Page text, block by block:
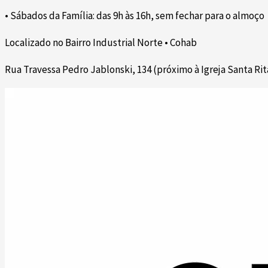
• Sábados da Família: das 9h às 16h, sem fechar para o almoço
Localizado no Bairro Industrial Norte • Cohab
Rua Travessa Pedro Jablonski, 134 (próximo à Igreja Santa